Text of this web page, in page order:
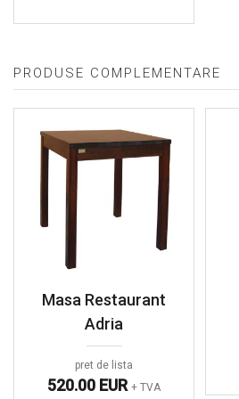
PRODUSE COMPLEMENTARE
Masa Restaurant
Adria
pret de lista
520.00 EUR + TVA